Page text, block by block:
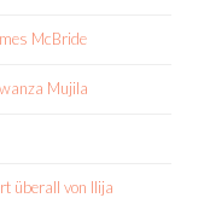
McBride
Mujila
überall von Ilija